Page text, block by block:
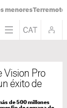
menoresTerremoto
Vision Pro
éxito de
de 500 millones